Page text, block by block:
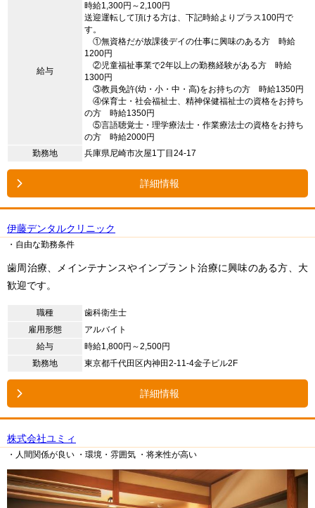
給与
時給1,300円～2,100円
送迎運転して頂ける方は、下記時給よりプラス100円で
す。
①無資格だが放課後デイの仕事に興味のある方 時給
1200円
②児童福祉事業で2年以上の勤務経験がある方 時給
1300円
③教員免許(幼・小・中・高)をお持ちの方 時給1350円
④保育士・社会福祉士、精神保健福祉士の資格をお持ち
の方 時給1350円
⑤言語聴覚士・理学療法士・作業療法士の資格をお持ち
の方 時給2000円
勤務地
兵庫県尼崎市次屋1丁目24-17
詳細情報
伊藤デンタルクリニック
・自由な勤務条件
歯周治療、メインテナンスやインプラント治療に興味のある方、大
歓迎です。
職種
歯科衛生士
雇用形態
アルバイト
給与
時給1,800円～2,500円
勤務地
東京都千代田区内神田2-11-4金子ビル2F
詳細情報
株式会社ユミィ
・人間関係が良い ・環境・雰囲気 ・将来性が高い